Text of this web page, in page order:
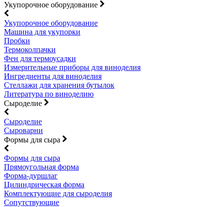
Укупорочное оборудование
Укупорочное оборудование
Машина для укупорки
Пробки
Термоколпачки
Фен для термоусадки
Измерительные приборы для виноделия
Ингредиенты для виноделия
Стеллажи для хранения бутылок
Литература по виноделию
Сыроделие
Сыроделие
Сыроварни
Формы для сыра
Формы для сыра
Прямоугольная форма
Форма-дуршлаг
Цилиндрическая форма
Комплектующие для сыроделия
Сопутствующие